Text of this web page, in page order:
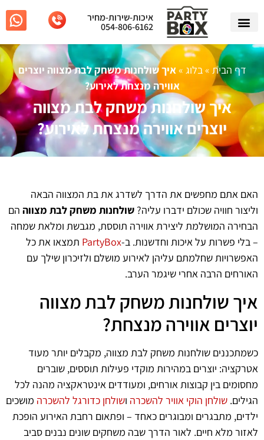
איכות-שירות-מחיר
054-806-6162
דף הבית »בלוג »איך שולחנות משחק לבת מצווה יוצרים
אווירה מנצחת לאירוע?
איך שולחנות משחק לבת מצווה
יוצרים אווירה מנצחת לאירוע?
האם אתם מחפשים את הדרך לשדרג את בת המצווה הבאה
וליצור חוויה שכולם ידברו עליה? שולחנות משחק לבת מצווה הם
הבחירה המושלמת ליצירת אווירה תוססת, מגבשת ומלאת שמחה
– בלי פשרות על איכות וחדשנות. ב-PartyBox תמצאו את כל
האפשרויות שחלמתם עליהן לאירוע מושלם ולזיכרון שילך עם
האורחים הרבה אחרי שיגמר הערב.
איך שולחנות משחק לבת מצווה
יוצרים אווירה מנצחת?
כשמתכננים שולחנות משחק לבת מצווה, מקבלים יותר מעוד
אטרקציה: יוצרים במהירות מוקדי פעילות תוססים, שוברים
מחסומים בין קבוצות אורחים, ומעודדים אינטראקציה מהנה לכל
הגילים. שולחן הוקי אוויר להשכרה ושולחן כדורגל להשכרה מושכים
ילדים, מתבגרים ומבוגרים כאחד – ופתאום רחבת האירוע הופכת
לאזור מלא חיים. לאור הדרך שבה משחקים שונים נבנים סביב